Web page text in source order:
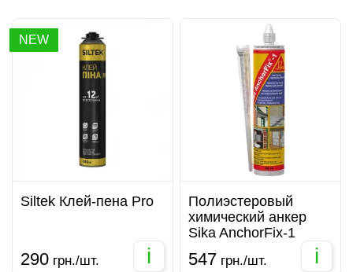
NEW
Siltek Клей-пена Pro
290 грн./шт. i
Полиэстеровый
химический анкер
Sika AnchorFix-1
547 грн./шт. i